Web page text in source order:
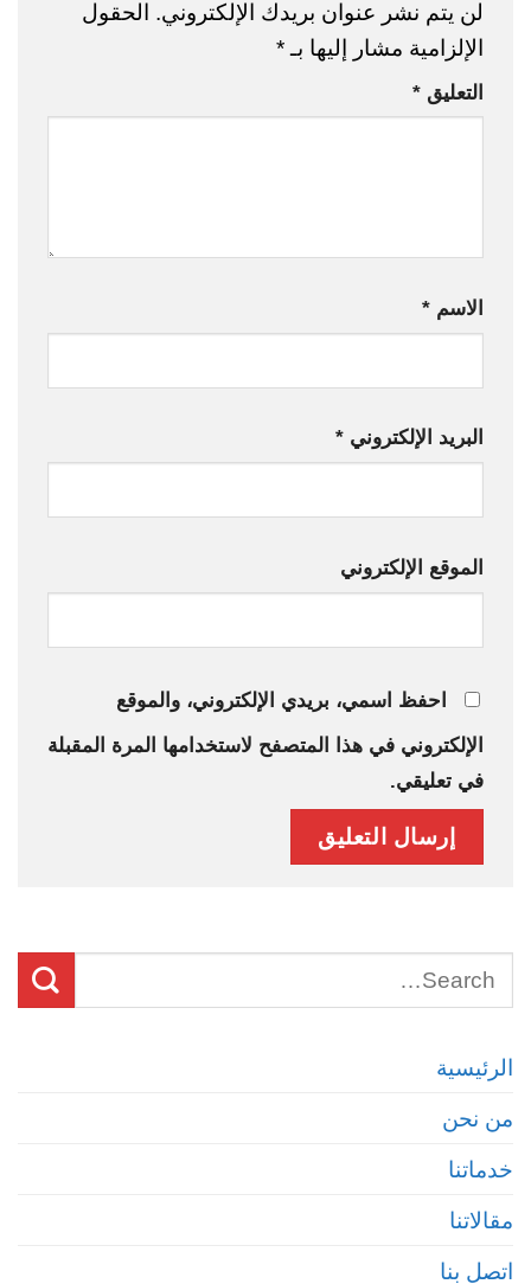
الرئيسية
من نحن
خدماتنا
مقالاتنا
اتصل بنا
لن يتم نشر عنوان بريدك الإلكتروني. الحقول
الإلزامية مشار إليها بـ*
التعليق *
الاسم *
البريد الإلكتروني *
الموقع الإلكتروني
احفظ اسمي، بريدي الإلكتروني، والموقع
الإلكتروني في هذا المتصفح لاستخدامها المرة المقبلة
في تعليقي.